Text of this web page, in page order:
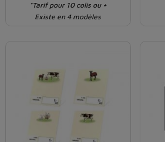
*Tarif pour 10 colis ou +
Existe en 4 modèles